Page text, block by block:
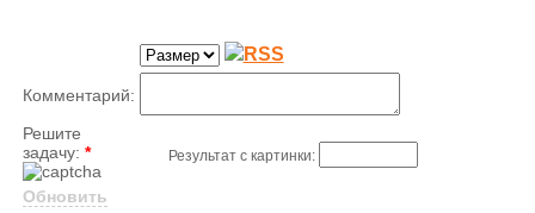
Комментарий:
Решите
задачу: *
Обновить
Результат с картинки: